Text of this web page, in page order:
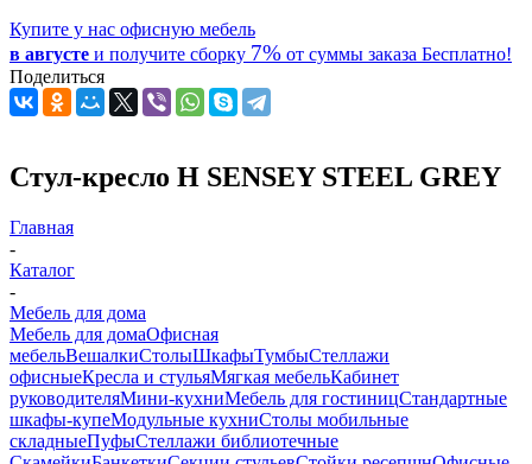
Купите у нас офисную мебель
в августе и получите сборку 7% от суммы заказа Бесплатно!
Поделиться
Стул-кресло Н SENSEY STEEL GREY
Главная
-
Каталог
-
Мебель для дома
Мебель для домаОфисная
мебельВешалкиСтолыШкафыТумбыСтеллажи
офисныеКресла и стульяМягкая мебельКабинет
руководителяМини-кухниМебель для гостиницСтандартные
шкафы-купеМодульные кухниСтолы мобильные
складныеПуфыСтеллажи библиотечные